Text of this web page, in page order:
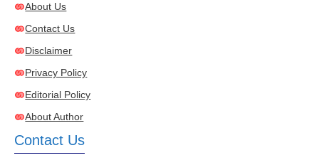
About Us
Contact Us
Disclaimer
Privacy Policy
Editorial Policy
About Author
Contact Us